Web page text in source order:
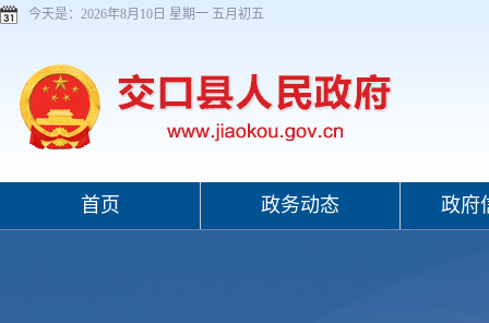
今天是： 2026年8月10日 星期一 五月初五
首页 政务动态 政府